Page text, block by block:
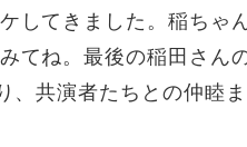
してきました。稲ちゃ
てね。最後の稲田さん
、共演者たちとの仲睦